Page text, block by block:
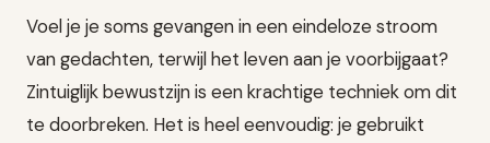
Voel je je soms gevangen in een eindeloze stroom
van gedachten, terwijl het leven aan je voorbijgaat?
Zintuiglijk bewustzijn is een krachtige techniek om dit
te doorbreken. Het is heel eenvoudig: je gebruikt